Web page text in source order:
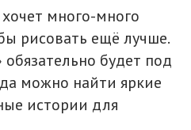
много-много
рисовать ещё лучше.
будет под
можно найти яркие
истории для